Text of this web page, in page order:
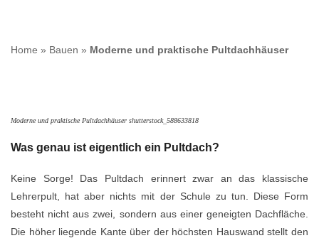
Home » Bauen » Moderne und praktische Pultdachhäuser
Moderne und praktische Pultdachhäuser shutterstock_588633818
Was genau ist eigentlich ein Pultdach?
Keine Sorge! Das Pultdach erinnert zwar an das klassische
Lehrerpult, hat aber nichts mit der Schule zu tun. Diese Form
besteht nicht aus zwei, sondern aus einer geneigten Dachfläche.
Die höher liegende Kante über der höchsten Hauswand stellt den